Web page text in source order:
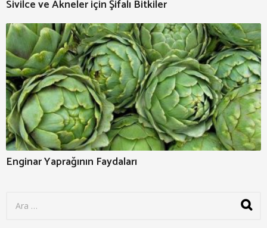
Sivilce ve Akneler için Şifalı Bitkiler
Enginar Yaprağının Faydaları